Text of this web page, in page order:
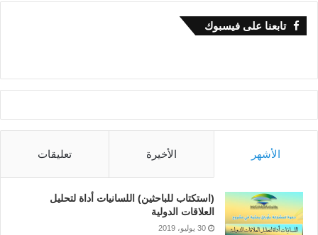
تابعنا على فيسبوك
الأشهر الأخيرة تعليقات
(استكتاب للباحثين) اللسانيات أداة لتحليل
العلاقات الدولية
30 يوليو، 2019